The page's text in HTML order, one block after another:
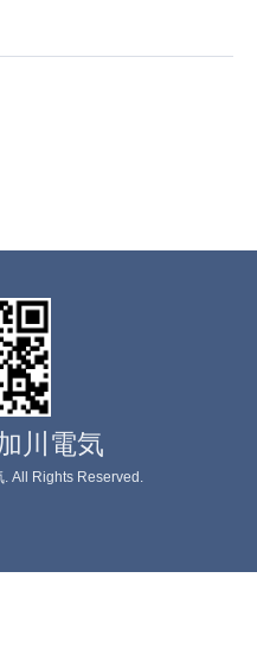
川電気
. All Rights Reserved.